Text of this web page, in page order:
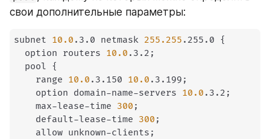
свои дополнительные параметры:
subnet 10.0 .3.0 netmask 255.255 .255.0 {
  option routers
10.0 .3.2 ;
  pool
{
    range
10.0 .3.150 10.0 .3.199 ;
    option domain-name-servers
10.0 .3.2 ;
    max-lease-time
300 ;
    default-lease-time
300 ;
    allow unknown-clients
;